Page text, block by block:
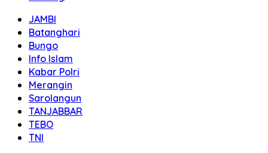
JAMBI
Batanghari
Bungo
Info Islam
Kabar Polri
Merangin
Sarolangun
TANJABBAR
TEBO
TNI